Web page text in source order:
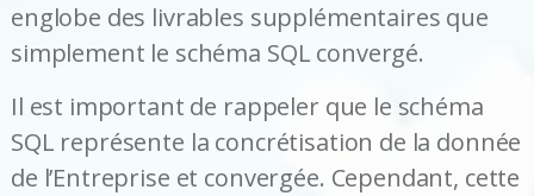
englobe des livrables supplémentaires que
simplement le schéma SQL convergé.
Il est important de rappeler que le schéma
SQL représente la concrétisation de la donnée
de l’Entreprise et convergée. Cependant, cette